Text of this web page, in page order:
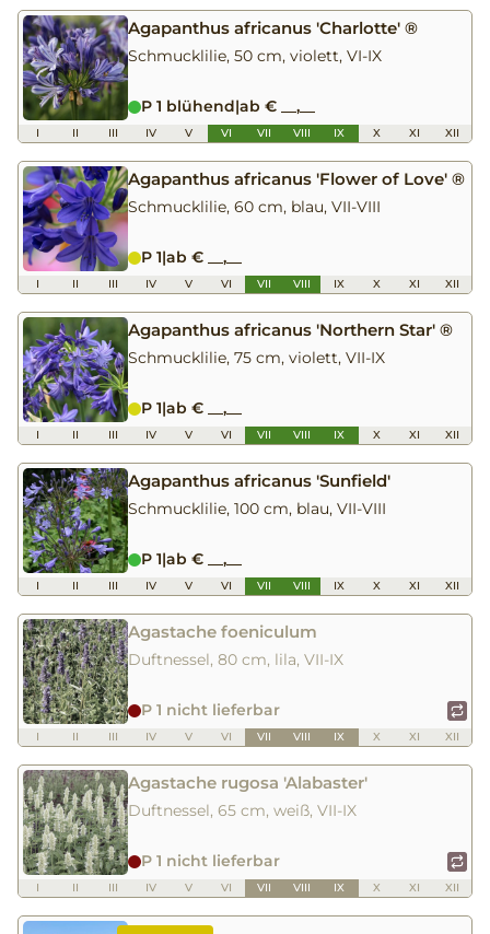
Agapanthus africanus 'Charlotte' ®
Schmucklilie, 50 cm, violett, VI-IX
P 1 blühend|ab € __,__
I II III IV V VI VII VIII IX X XI XII
Agapanthus africanus 'Flower of Love' ®
Schmucklilie, 60 cm, blau, VII-VIII
P 1|ab € __,__
I II III IV V VI VII VIII IX X XI XII
Agapanthus africanus 'Northern Star' ®
Schmucklilie, 75 cm, violett, VII-IX
P 1|ab € __,__
I II III IV V VI VII VIII IX X XI XII
Agapanthus africanus 'Sunfield'
Schmucklilie, 100 cm, blau, VII-VIII
P 1|ab € __,__
I II III IV V VI VII VIII IX X XI XII
Agastache foeniculum
Duftnessel, 80 cm, lila, VII-IX
P 1 nicht lieferbar
I II III IV V VI VII VIII IX X XI XII
Agastache rugosa 'Alabaster'
Duftnessel, 65 cm, weiß, VII-IX
P 1 nicht lieferbar
I II III IV V VI VII VIII IX X XI XII